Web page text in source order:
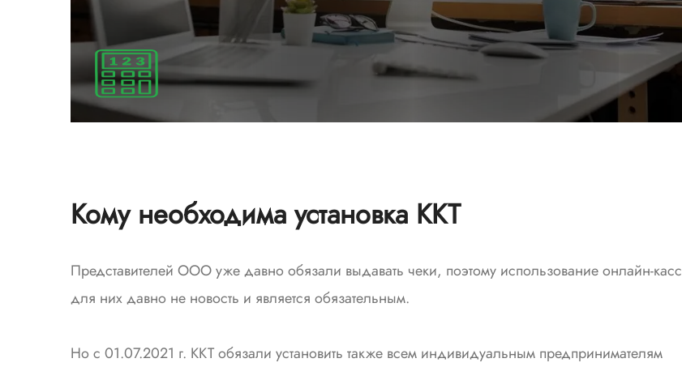
Кому необходима установка ККТ
Представителей ООО уже давно обязали выдавать чеки, поэтому использование онлайн-касс
для них давно не новость и является обязательным.
Но с 01.07.2021 г. ККТ обязали установить также всем индивидуальным предпринимателям